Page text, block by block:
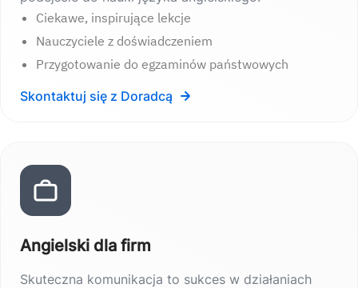
Ciekawe, inspirujące lekcje
Nauczyciele z doświadczeniem
Przygotowanie do egzaminów państwowych
Skontaktuj się z Doradcą
Angielski dla firm
Skuteczna komunikacja to sukces w działaniach